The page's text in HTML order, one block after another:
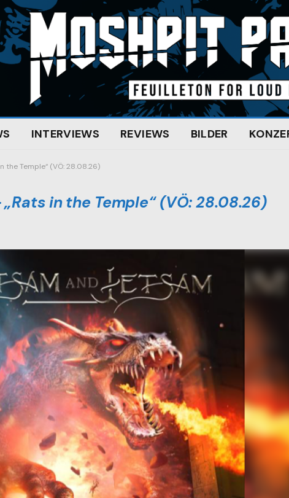
INTERVIEWS REVIEWS BILDER
the Temple“ (VÖ: 28.08.26)
„Rats in the Temple“ (VÖ: 28.08.26)